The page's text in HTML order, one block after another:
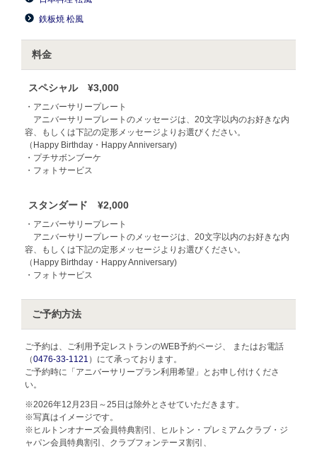
鉄板焼 松風
料金
スペシャル ¥3,000
・アニバーサリープレート
アニバーサリープレートのメッセージは、20文字以内のお好きな内
容、もしくは下記の定形メッセージよりお選びください。
（Happy Birthday・Happy Anniversary)
・プチサボンブーケ
・フォトサービス
スタンダード ¥2,000
・アニバーサリープレート
アニバーサリープレートのメッセージは、20文字以内のお好きな内
容、もしくは下記の定形メッセージよりお選びください。
（Happy Birthday・Happy Anniversary)
・フォトサービス
ご予約方法
ご予約は、ご利用予定レストランのWEB予約ページ、 またはお電話
（0476-33-1121 ）にて承っております。
ご予約時に「アニバーサリープラン利用希望」とお申し付けくださ
い。
※2026年12月23日～25日は除外とさせていただきます。
※写真はイメージです。
※ヒルトンオナーズ会員特典割引、ヒルトン・プレミアムクラブ・ジ
ャパン会員特典割引、クラブフォンテーヌ割引、